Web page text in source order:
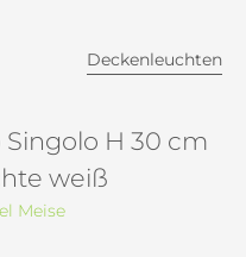
Deckenleuchten
H 30 cm
weiß
Meise